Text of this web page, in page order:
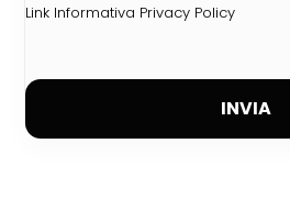
Link Informativa Privacy Policy
INVIA